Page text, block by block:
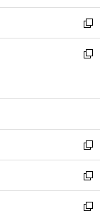
開
く
ウ
で
開
く
ン
ド
ウ
で
ウ
ィ
ン
ド
開
新
し
い
ン
ウ
で
開
く
新
ウ
ン
ド
ウ
で
開
く
新
し
い
ウ
ィ
新
し
い
新